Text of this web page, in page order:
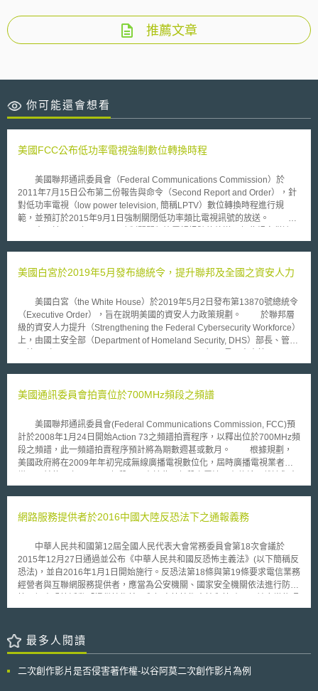
推薦文章
你可能還會想看
美國FCC公布低功率電視強制數位轉換時程
美國聯邦通訊委員會（Federal Communications Commission）於
2011年7月15日公布第二份報告與命令（Second Report and Order），針
對低功率電視（low power television, 簡稱LPTV）數位轉換時程進行規
範，並預訂於2015年9月1日強制關閉低功率類比電視訊號的放送。 美
於全功率電視台，並未及於低功率電視。所謂的低功率電視，為FCC於
可能地處鄉野，但也有可能為大都會區內的個別社區。 FCC在這份命
電視台應在2011年9月1日前提交轉換規劃（displacement
applications），並於2011年12月31日停止使用700Mhz頻段。
美國白宮於2019年5月發布總統令，提升聯邦及全國之資安人力
美國白宮（the White House）於2019年5月2日發布第13870號總統令
（Executive Order），旨在說明美國的資安人力政策規劃。 於聯邦層
級的資安人力提升（Strengthening the Federal Cybersecurity Workforce）
上，由國土安全部（Department of Homeland Security, DHS）部長、管理
（Office of Personnel Management, OPM）局長共同推動網路安全專職人
標包含：輪調國土安全部與其他機關IT及資安人員、提供培訓課程提升計畫
NIST於2017年提出之國家網路安全教育倡議（National Initiative for
Cybersecurity Education, NICE）和網路安全人力框架（Cybersecurity
Workforce Framework, NICE Framework，以下合稱NICE框架），作為參
與者的最低資安技能要求。同時上述部長及局長，須向總統提交報告說明達
成上述目標之執行方案。 於國家層級的資安人力提升（Strengthening
of Commerce）、勞工部部長（Secretary of Labor）、教育部部長
勵州、領土、地方、部落、學術界、非營利與私部門實體於合法之情況下，
路安全教育獎（Presidential Cybersecurity Education Award），給予致力
於傳授資安知識之中小學教育工作者。 綜上所述，美國將透過制度、
教育與獎勵等方式培育資安人才，提升國內資安人才的質與量，以因應越來
越險峻的資安威脅與風險。
美國通訊委員會拍賣位於700MHz頻段之頻譜
美國聯邦通訊委員會(Federal Communications Commission, FCC)預
計於2008年1月24日開始Action 73之頻譜拍賣程序，以釋出位於700MHz頻
段之頻譜，此一頻譜拍賣程序預計將為期數週甚或數月。 根據規劃，
美國政府將在2009年年初完成無線廣播電視數位化，屆時廣播電視業者將
透力強之特質，此次之頻譜拍賣活動廣受各方業者矚目，符合競標資格之業
AT&T、Verizon Wireless、Google、EchoStar Communications及
突破百億美元。 此次拍賣之頻譜包括5個頻段，每一個頻段的拍賣規則
與用途均有所不同。其中D頻段必須與公共安全機構共用，未來得標者必須
與公共安全機構溝通並達成協議，其所建立之全國性網路在緊急狀況發生
時，亦必須優先提供公共安全相關機構使用。職是之故，D頻段之競標價格
目前仍遠低於聯邦通訊委員會所開出之底價，未來若無業者出價達競標底
網路服務提供者於2016中國大陸反恐法下之通報義務
中華人民共和國第12屆全國人民代表大會常務委員會第18次會議於
2015年12月27日通過並公布《中華人民共和國反恐怖主義法》(以下簡稱反
恐法)，並自2016年1月1日開始施行。反恐法第18條與第19條要求電信業務
經營者與互聯網服務提供者，應當為公安機關、國家安全機關依法進行防
法律與行政法規規定，「落實網絡安全、信息內容監督制度和安全技術防範
極端主義內容的信息的，應當立即停止傳輸，保存相關記錄，刪除相關信
息，並向公安機關或者有關部門報告。」倘有違反以上規定且情節嚴重者，
司直接負責之主管人員與其他直接責任人員處10萬元人民幣以上50萬人民
最多人閱讀
二次創作影片是否侵害著作權-以谷阿莫二次創作影片為例